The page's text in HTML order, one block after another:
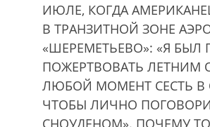
ИЮЛЕ, КОГДА
В ТРАНЗИТНОЙ ЗОНЕ
«ШЕРЕМЕТЬЕВО»: «Я БЫЛ
ПОЖЕРТВОВАТЬ ЛЕТНИМ
ЛЮБОЙ МОМЕНТ СЕСТЬ В
ЧТОБЫ ЛИЧНО
СНОУДЕНОМ». ПОЧЕМУ